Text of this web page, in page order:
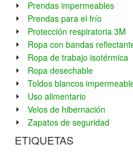
Prendas impermeables
Prendas para el frío
Protección respiratoria 3M
Ropa con bandas
Ropa de trabajo isotérmica
Ropa desechable
Toldos blancos
Uso alimentario
Velos de hibernación
Zapatos de seguridad
ETIQUETAS